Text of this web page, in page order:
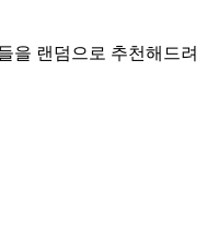
을 랜덤으로 추천해드려